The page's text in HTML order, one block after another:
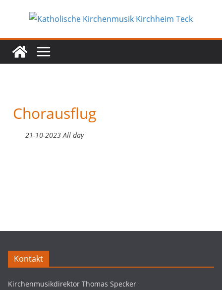
Chorausflug
21-10-2023 All day
Kontakt
Kirchenmusikdirektor Thomas Specker